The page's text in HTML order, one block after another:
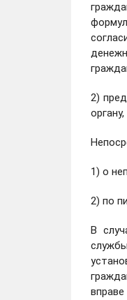
2)
1) о
2) по
В